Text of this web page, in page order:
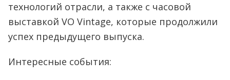
технологий отрасли, а также с часовой
выставкой VO Vintage, которые продолжили
успех предыдущего выпуска.
Интересные события: